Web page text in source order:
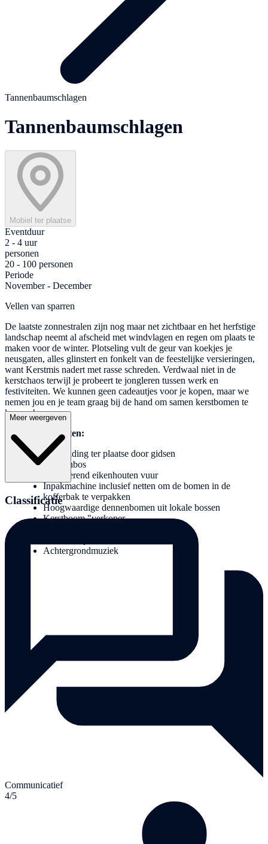
Tannenbaumschlagen
Tannenbaumschlagen
Mobiel ter plaatse
Eventduur
2 - 4 uur
personen
20 - 100 personen
Periode
November - December
Vellen van sparren
De laatste zonnestralen zijn nog maar net zichtbaar en het herfstige
landschap neemt al afscheid met windvlagen en regen om plaats te
maken voor de winter. Plotseling vult de geur van koekjes je
neusgaten, alles glinstert en fonkelt van de feestelijke versieringen,
want Kerstmis nadert met rasse schreden. Verdwaal niet in de
kerstchaos terwijl je probeert te jongleren tussen werk en
festiviteiten. We kunnen geen cadeautjes voor je kopen, maar we
nemen jou en je team graag bij de hand om samen kerstbomen te
kappen!
Geleverde diensten:
Begeleiding ter plaatse door gidsen
Dennenbos
Knapperend eikenhouten vuur
Inpakmachine inclusief netten om de bomen in de
kofferbak te verpakken
Hoogwaardige dennenbomen uit lokale bossen
Kerstboom "verkoper
Achtergrondmuziek
Meer weergeven
Classificatie
Communicatief
4/5